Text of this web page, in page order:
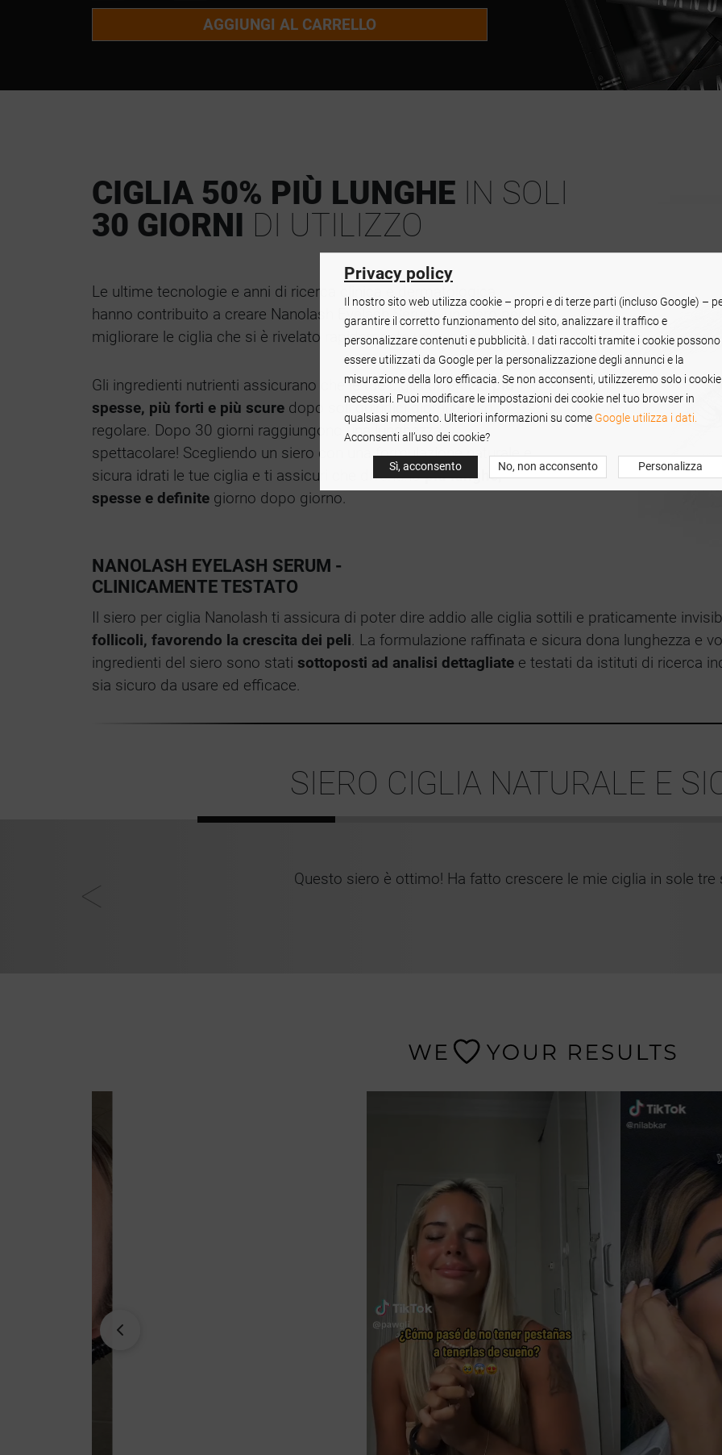
AGGIUNGI AL CARRELLO
CIGLIA 50% PIÙ LUNGHE IN SOLI
30 GIORNI DI UTILIZZO
Le ultime tecnologie e anni di ricerca clinica e dermatologica
hanno contribuito a creare Nanolash Eyelash Serum, un siero per
migliorare le ciglia che si è rivelato rapidamente un successo.
Gli ingredienti nutrienti assicurano che le tue ciglia diventinopiù
spesse, più forti e più scure dopo soli quindici giorni di uso
regolare. Dopo 30 giorni raggiungono una lunghezza
spettacolare! Scegliendo un siero con una formulazione naturale e
sicura idrati le tue ciglia e ti assicuri che diventinopiù lunghe,
spesse e definite giorno dopo giorno.
NANOLASH EYELASH SERUM -
CLINICAMENTE TESTATO
Il siero per ciglia Nanolash ti assicura di poter dire addio alle ciglia sottili e praticamente
follicoli, favorendo la crescita dei peli . La formulazione raffinata e sicura dona lunghezza e
ingredienti del siero sono stati sottoposti ad analisi dettagliate e testati da istituti di ricerca
sia sicuro da usare ed efficace.
SIERO CIGLIA NATURALE E
Questo siero è ottimo! Ha fatto crescere le mie ciglia in sole tre
Privacy policy
Il nostro sito web utilizza cookie – propri e di terze parti (incluso Google) –
garantire il corretto funzionamento del sito, analizzare il traffico e
personalizzare contenuti e pubblicità. I dati raccolti tramite i cookie possono
essere utilizzati da Google per la personalizzazione degli annunci e la
misurazione della loro efficacia. Se non acconsenti, utilizzeremo solo i cookie
necessari. Puoi modificare le impostazioni dei cookie nel tuo browser in
qualsiasi momento. Ulteriori informazioni su come Google utilizza i dati.
Acconsenti all’uso dei cookie?
Sì, acconsento No, non acconsento Personalizza